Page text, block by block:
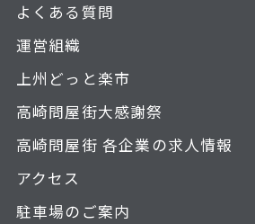
よくある質問
運営組織
上州どっと楽市
高崎問屋街大感謝祭
高崎問屋街 各企業の求人情報
アクセス
駐車場のご案内